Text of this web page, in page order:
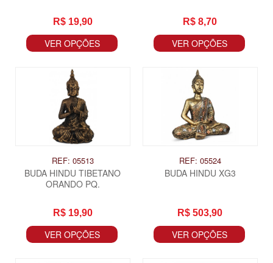
R$ 19,90
VER OPÇÕES
R$ 8,70
VER OPÇÕES
REF: 05513
BUDA HINDU TIBETANO
ORANDO PQ.
R$ 19,90
VER OPÇÕES
REF: 05524
BUDA HINDU XG3
R$ 503,90
VER OPÇÕES